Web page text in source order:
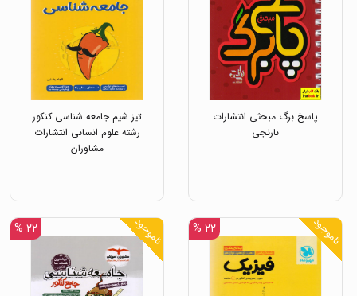
پاسخ برگ مبحثی انتشارات
نارنجی
تیز شیم جامعه شناسی کنکور
رشته علوم انسانی انتشارات
مشاوران
ناموجود ۲۲ % ناموجود ۲۲ %